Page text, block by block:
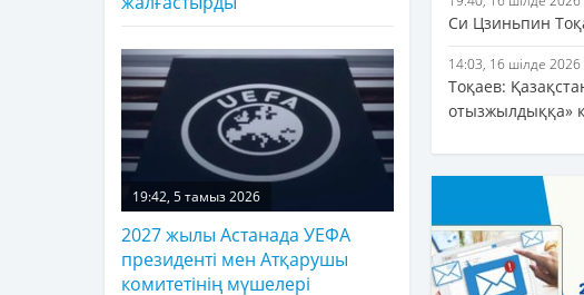
Си Цзиньпин
14:03, 16 шілде 2026
Тоқаев:
отызжылдыққа»
19:42, 5 тамыз 2026
2027 жылы Астанада УЕФА
президенті мен Атқарушы
комитетінің мүшелері